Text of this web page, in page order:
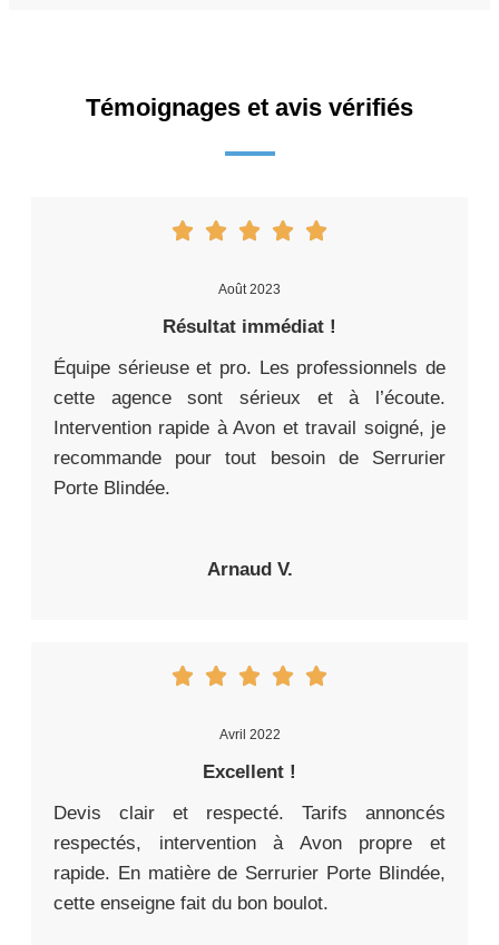
Témoignages et avis vérifiés
Août 2023
Résultat immédiat !
Équipe sérieuse et pro. Les professionnels de
cette agence sont sérieux et à l’écoute.
Intervention rapide à Avon et travail soigné, je
recommande pour tout besoin de Serrurier
Porte Blindée.
Arnaud V.
Avril 2022
Excellent !
Devis clair et respecté. Tarifs annoncés
respectés, intervention à Avon propre et
rapide. En matière de Serrurier Porte Blindée,
cette enseigne fait du bon boulot.